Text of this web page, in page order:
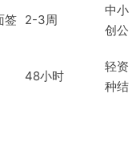
签 2-3周
中小
创公
48小时
轻资
种结